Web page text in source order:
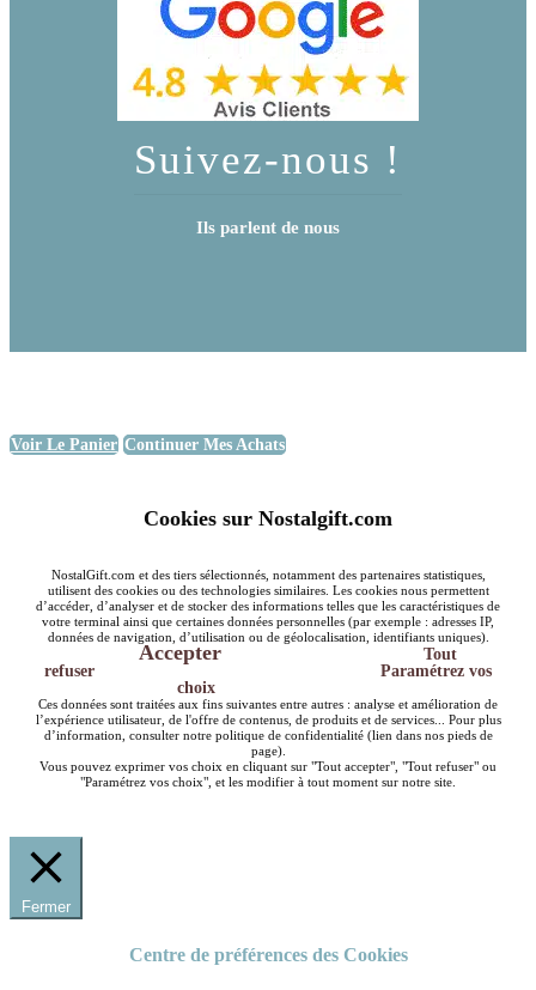
Suivez-nous !
Ils parlent de nous
Voir Le Panier Continuer Mes Achats
Cookies sur Nostalgift.com
NostalGift.com et des tiers sélectionnés, notamment des partenaires statistiques,
utilisent des cookies ou des technologies similaires. Les cookies nous permettent
d’accéder, d’analyser et de stocker des informations telles que les caractéristiques de
votre terminal ainsi que certaines données personnelles (par exemple : adresses IP,
données de navigation, d’utilisation ou de géolocalisation, identifiants uniques).
Accepter
Tout
refuser
Paramétrez vos
choix
Ces données sont traitées aux fins suivantes entre autres : analyse et amélioration de
l’expérience utilisateur, de l'offre de contenus, de produits et de services... Pour plus
d’information, consulter notre politique de confidentialité (lien dans nos pieds de
page).
Vous pouvez exprimer vos choix en cliquant sur "Tout accepter", "Tout refuser" ou
"Paramétrez vos choix", et les modifier à tout moment sur notre site.
Fermer
Centre de préférences des Cookies